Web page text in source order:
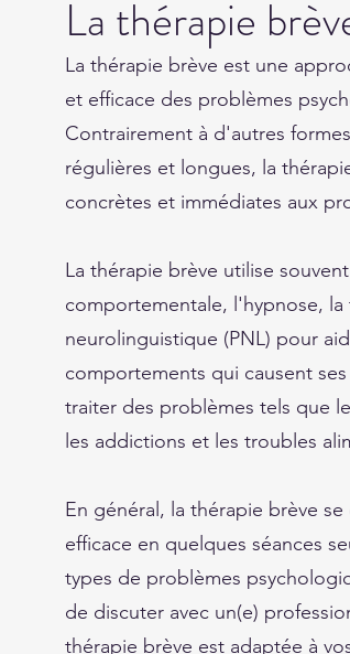
La thérapie
La thérapie brève est une
et efficace des problèmes
Contrairement à d'autres
régulières et longues, la
concrètes et immédiates aux
La thérapie brève utilise
comportementale, l'hypnose,
neurolinguistique (PNL) pour
comportements qui causent
traiter des problèmes tels que
les addictions et les troubles
En général, la thérapie brève
efficace en quelques séances
types de problèmes
de discuter avec un(e)
thérapie brève est adaptée à